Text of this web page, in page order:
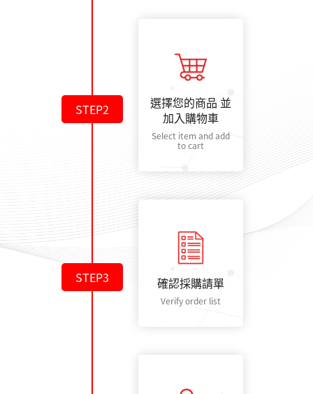
STEP2
選擇您的商品 並
加入購物車
Select item and add
to cart
STEP3 確認採購請單
Verify order list